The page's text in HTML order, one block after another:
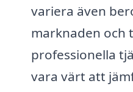
variera även
marknaden och
professionella
vara värt att